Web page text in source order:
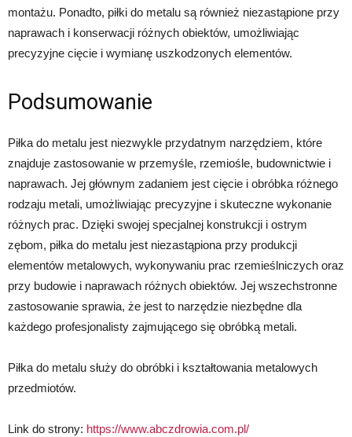
montażu. Ponadto, piłki do metalu są również niezastąpione przy
naprawach i konserwacji różnych obiektów, umożliwiając
precyzyjne cięcie i wymianę uszkodzonych elementów.
Podsumowanie
Piłka do metalu jest niezwykle przydatnym narzędziem, które
znajduje zastosowanie w przemyśle, rzemiośle, budownictwie i
naprawach. Jej głównym zadaniem jest cięcie i obróbka różnego
rodzaju metali, umożliwiając precyzyjne i skuteczne wykonanie
różnych prac. Dzięki swojej specjalnej konstrukcji i ostrym
zębom, piłka do metalu jest niezastąpiona przy produkcji
elementów metalowych, wykonywaniu prac rzemieślniczych oraz
przy budowie i naprawach różnych obiektów. Jej wszechstronne
zastosowanie sprawia, że jest to narzędzie niezbędne dla
każdego profesjonalisty zajmującego się obróbką metali.
Piłka do metalu służy do obróbki i kształtowania metalowych
przedmiotów.
Link do strony: https://www.abczdrowia.com.pl/